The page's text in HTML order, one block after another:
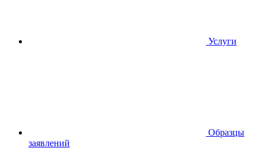
Услуги
Образцы
заявлений